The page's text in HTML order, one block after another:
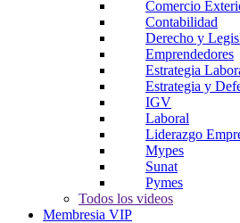
Comercio
Contabilidad
Derecho y
Emprendedores
Estrategia
Estrategia y
IGV
Laboral
Liderazgo
Mypes
Sunat
Pymes
Todos los videos
Membresia VIP